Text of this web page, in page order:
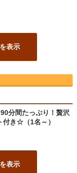
表示
分間たっぷり！贅沢
付き☆（1名～）
表示